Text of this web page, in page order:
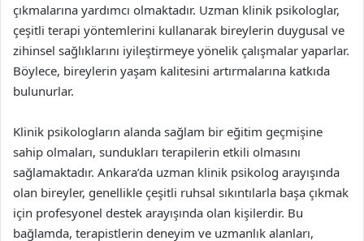
çıkmalarına yardımcı olmaktadır. Uzman klinik psikologlar,
çeşitli terapi yöntemlerini kullanarak bireylerin duygusal ve
zihinsel sağlıklarını iyileştirmeye yönelik çalışmalar yaparlar.
Böylece, bireylerin yaşam kalitesini artırmalarına katkıda
bulunurlar.
Klinik psikologların alanda sağlam bir eğitim geçmişine
sahip olmaları, sundukları terapilerin etkili olmasını
sağlamaktadır. Ankara’da uzman klinik psikolog arayışında
olan bireyler, genellikle çeşitli ruhsal sıkıntılarla başa çıkmak
için profesyonel destek arayışında olan kişilerdir. Bu
bağlamda, terapistlerin deneyim ve uzmanlık alanları,